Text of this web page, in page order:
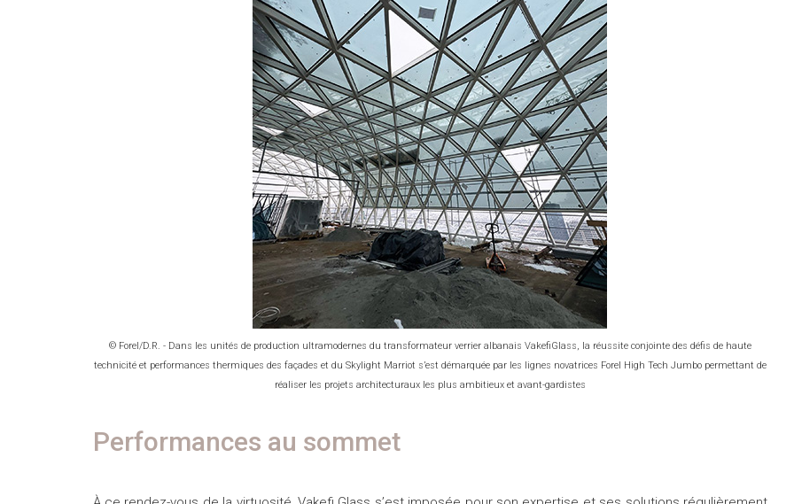
© Forel/D.R. - Dans les unités de production ultramodernes du transformateur verrier albanais VakefiGlass, la réussite conjointe des défis de haute
technicité et performances thermiques des façades et du Skylight Marriot s’est démarquée par les lignes novatrices Forel High Tech Jumbo permettant de
réaliser les projets architecturaux les plus ambitieux et avant-gardistes
Performances au sommet